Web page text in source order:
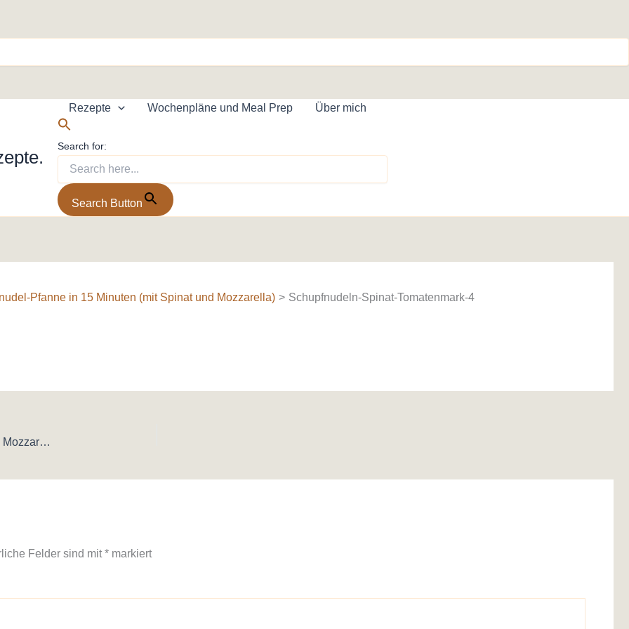
Rezepte Wochenpläne und Meal Prep Über mich
Search for:
Search Button
Pfanne in 15 Minuten (mit Spinat und Mozzarella) Schupfnudeln-Spinat-Tomatenmark-4
Schnelle Schupfnudel-Pfanne in 15 Minuten (mit Spinat und Mozzarella)
Felder sind mit* markiert